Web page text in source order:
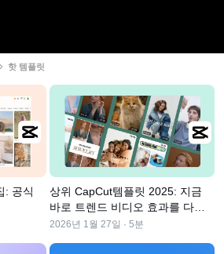
성기
성기
터
핫 템플릿
: 공식
상위 CapCut템플릿 2025: 지금
바로 트렌드 비디오 효과를 다운
로드하십시오.
2026년 1월 27일 · 5분